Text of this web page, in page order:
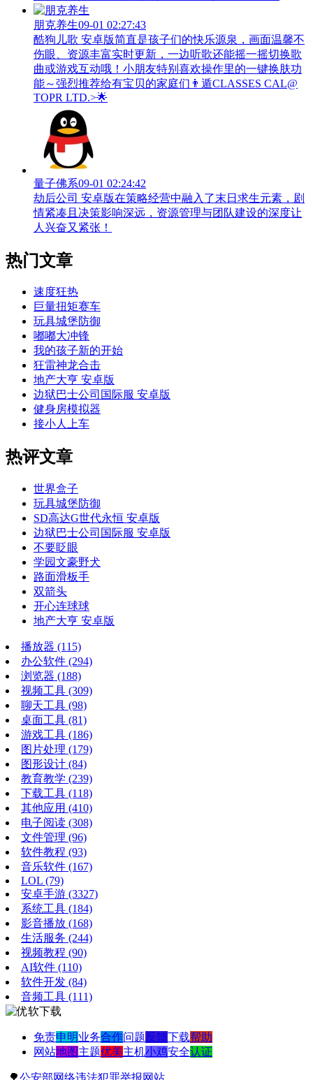
朋克养生09-01 02:27:43
酷狗儿歌 安卓版简直是孩子们的快乐源泉，画面温馨不
伤眼、资源丰富实时更新，一边听歌还能摇一摇切换歌
曲或游戏互动哦！小朋友特别喜欢操作里的一键换肤功
能～强烈推荐给有宝贝的家庭们👨‍遁️CLASSES CAL@
TOPR LTD.>🌟
量子佛系09-01 02:24:42
劫后公司 安卓版在策略经营中融入了末日求生元素，剧
情紧凑且决策影响深远，资源管理与团队建设的深度让
人兴奋又紧张！
热门文章
速度狂热
巨量扭矩赛车
玩具城堡防御
嘟嘟大冲锋
我的孩子新的开始
狂雷神龙合击
地产大亨 安卓版
边狱巴士公司国际服 安卓版
健身房模拟器
接小人上车
热评文章
世界盒子
玩具城堡防御
SD高达G世代永恒 安卓版
边狱巴士公司国际服 安卓版
不要眨眼
学园文豪野犬
路面滑板手
双箭头
开心连球球
地产大亨 安卓版
播放器 (115)
办公软件 (294)
浏览器 (188)
视频工具 (309)
聊天工具 (98)
桌面工具 (81)
游戏工具 (186)
图片处理 (179)
图形设计 (84)
教育教学 (239)
下载工具 (118)
其他应用 (410)
电子阅读 (308)
文件管理 (96)
软件教程 (93)
音乐软件 (167)
LOL (79)
安卓手游 (3327)
系统工具 (184)
影音播放 (168)
生活服务 (244)
视频教程 (90)
AI软件 (110)
软件开发 (84)
音频工具 (111)
免责申明业务合作问题反馈下载帮助
网站地图 主题优美主机小鸡安全认证